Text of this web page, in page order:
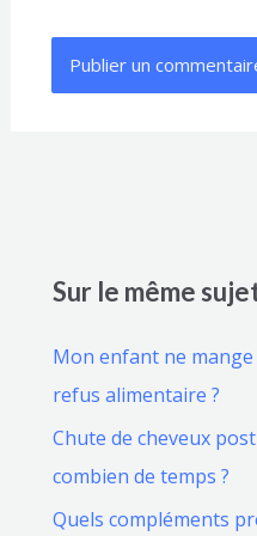
Sur le même
Mon enfant ne
refus alimentaire ?
Chute de cheveux
combien de temps ?
Quels compléments